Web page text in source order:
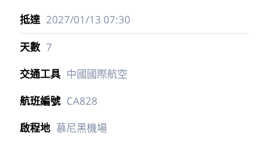
2027/01/13 07:30
7
中國國際航空
CA828
慕尼黑機場